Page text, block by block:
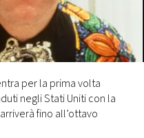
per la prima volta
negli Stati Uniti con la
fino all’ottavo